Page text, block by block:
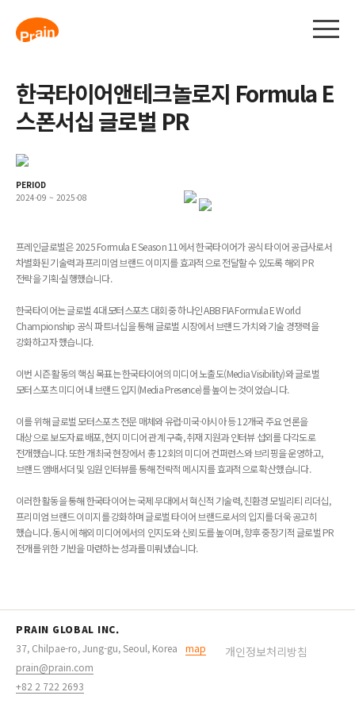
한국타이어앤테크놀로지 Formula E
스폰서십 글로벌 PR
PERIOD
2024-09 ~ 2025-08
프레인글로벌은 2025 Formula E Season 11에서 한국타이어가 공식 타이어 공급사로서
차별화된 기술력과 프리미엄 브랜드 이미지를 효과적으로 전달할 수 있도록 해외 PR
전략을 기획·실행했습니다.
한국타이어는 글로벌 4대 모터스포츠 대회 중 하나인 ABB FIA Formula E World
Championship 공식 파트너십을 통해 글로벌 시장에서 브랜드 가치와 기술 경쟁력을
강화하고자 했습니다.
이번 시즌 활동의 핵심 목표는 한국타이어의 미디어 노출도(Media Visibility)와 글로벌
모터스포츠 미디어 내 브랜드 입지(Media Presence)를 높이는 것이었습니다.
이를 위해 글로벌 모터스포츠 전문 매체와 유럽·미국·아시아 등 12개국 주요 언론을
대상으로 보도자료 배포, 현지 미디어 관계 구축, 취재 지원과 인터뷰 섭외를 다각도로
전개했습니다. 또한 개최국 현장에서 총 12회의 미디어 컨퍼런스와 브리핑을 운영하고,
브랜드 앰배서더 및 임원 인터뷰를 통해 전략적 메시지를 효과적으로 확산했습니다.
이러한 활동을 통해 한국타이어는 국제 무대에서 혁신적 기술력, 친환경 모빌리티 리더십,
프리미엄 브랜드 이미지를 강화하며 글로벌 타이어 브랜드로서의 입지를 더욱 공고히
했습니다. 동시에 해외 미디어에서의 인지도와 신뢰도를 높이며, 향후 중장기적 글로벌 PR
전개를 위한 기반을 마련하는 성과를 미뤄냈습니다.
PRAIN GLOBAL INC.
37, Chilpae-ro, Jung-gu, Seoul, Korea
map
prain@prain.com
+82 2 722 2693
개인정보처리방침